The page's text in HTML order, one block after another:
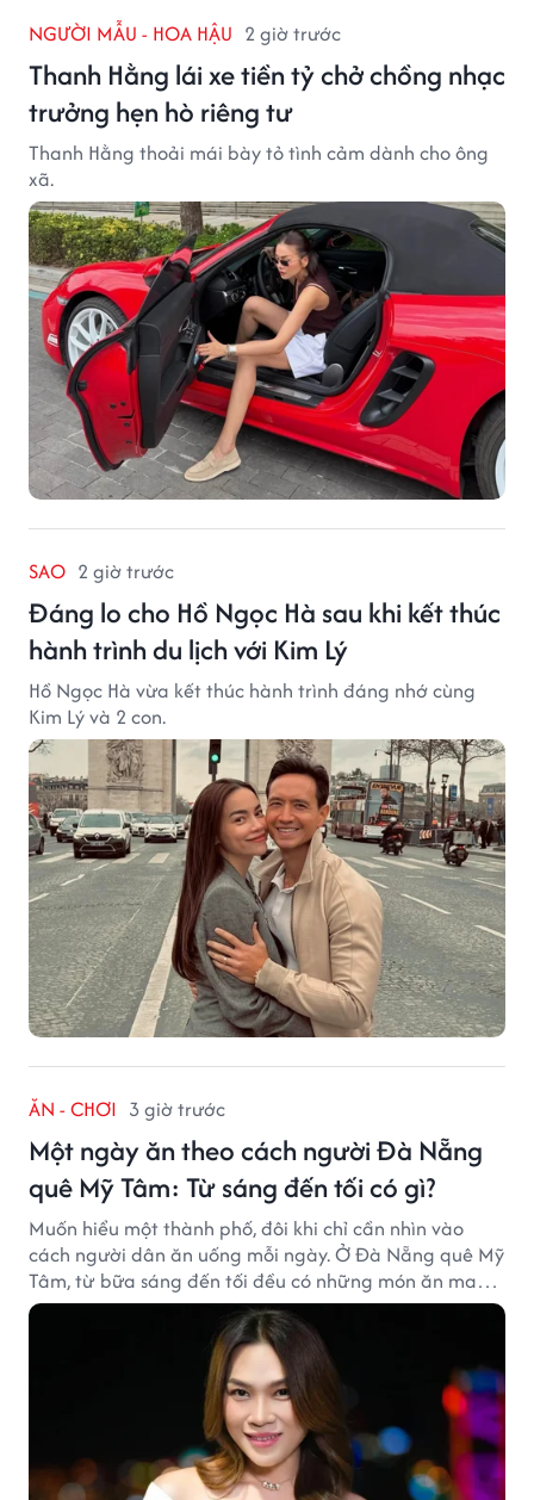
NGƯỜI MẪU - HOA HẬU 2 giờ trước
Thanh Hằng lái xe tiền tỷ chở chồng nhạc
trưởng hẹn hò riêng tư
Thanh Hằng thoải mái bày tỏ tình cảm dành cho ông
xã.
SAO 2 giờ trước
Đáng lo cho Hồ Ngọc Hà sau khi kết thúc
hành trình du lịch với Kim Lý
Hồ Ngọc Hà vừa kết thúc hành trình đáng nhớ cùng
Kim Lý và 2 con.
ĂN - CHƠI 3 giờ trước
Một ngày ăn theo cách người Đà Nẵng
quê Mỹ Tâm: Từ sáng đến tối có gì?
Muốn hiểu một thành phố, đôi khi chỉ cần nhìn vào
cách người dân ăn uống mỗi ngày. Ở Đà Nẵng quê Mỹ
Tâm, từ bữa sáng đến tối đều có những món ăn mang
đậm dấu ấn miền Trung.